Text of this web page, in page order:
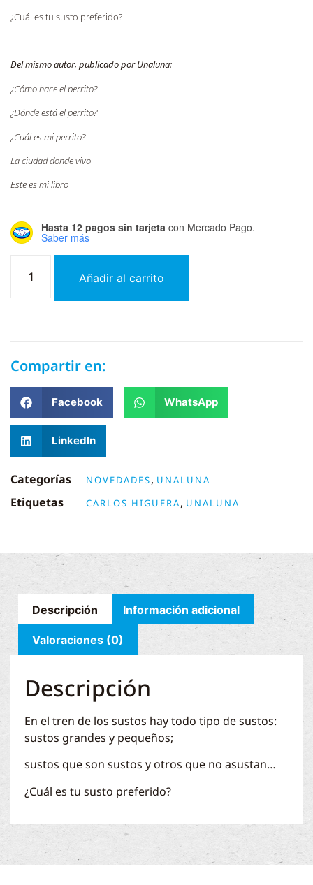
¿Cuál es tu susto preferido?
Del mismo autor, publicado por Unaluna:
¿Cómo hace el perrito?
¿Dónde está el perrito?
¿Cuál es mi perrito?
La ciudad donde vivo
Este es mi libro
Hasta 12 pagos sin tarjeta con Mercado Pago.
Saber más
Añadir al carrito
Compartir en:
Facebook WhatsApp
LinkedIn
Categorías NOVEDADES, UNALUNA
Etiquetas CARLOS HIGUERA, UNALUNA
Descripción Información adicional
Valoraciones (0)
Descripción
En el tren de los sustos hay todo tipo de sustos:
sustos grandes y pequeños;
sustos que son sustos y otros que no asustan…
¿Cuál es tu susto preferido?